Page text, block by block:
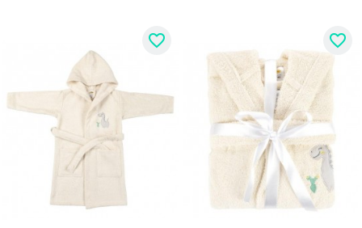
favorite_border favorite_border